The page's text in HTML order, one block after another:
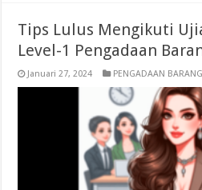
Tips Lulus Mengikuti
Level-1 Pengadaan
Januari 27, 2024 PENGADAAN